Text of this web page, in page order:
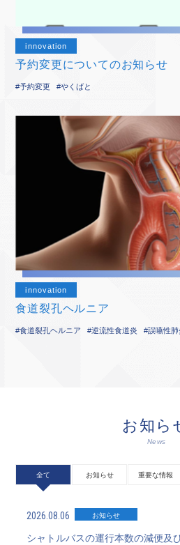
innovation
予約変更についてのお知らせ
#予約変更 #やくばと
innovation
食道裂孔ヘルニア
#食道裂孔ヘルニア #逆流性食道炎 #誤嚥性肺
お知ら
News
全て お知らせ 重要な情報
2026.08.06 お知らせ
シャトルバスの運行本数の減便及